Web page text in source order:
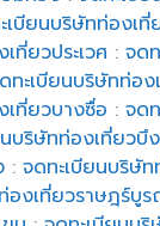
เบียนบริษัทท่องเ
ที่ยวประเวศ :จด
ทะเบียนบริษัทท่อ
เที่ยวบางซื่อ :จด
บริษัทท่องเที่ยวบึ
:จดทะเบียนบริษั
องเที่ยวราษฎร์บู